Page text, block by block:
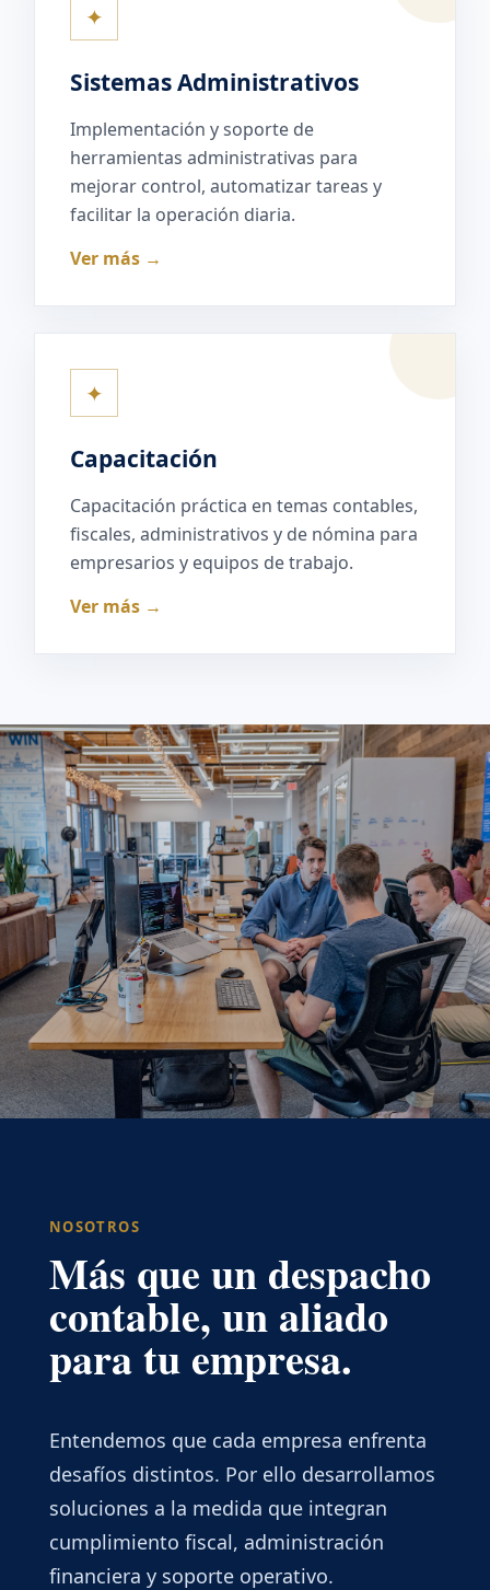
✦
Sistemas Administrativos
Implementación y soporte de
herramientas administrativas para
mejorar control, automatizar tareas y
facilitar la operación diaria.
Ver más →
✦
Capacitación
Capacitación práctica en temas contables,
fiscales, administrativos y de nómina para
empresarios y equipos de trabajo.
Ver más →
NOSOTROS
Más que un despacho
contable, un aliado
para tu empresa.
Entendemos que cada empresa enfrenta
desafíos distintos. Por ello desarrollamos
soluciones a la medida que integran
cumplimiento fiscal, administración
financiera y soporte operativo.